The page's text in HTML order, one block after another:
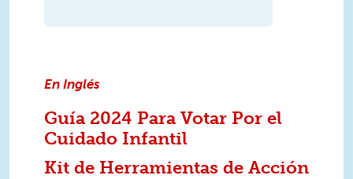
En Inglés
Guía 2024 Para Votar Por el
Cuidado Infantil
Kit de Herramientas de Acción